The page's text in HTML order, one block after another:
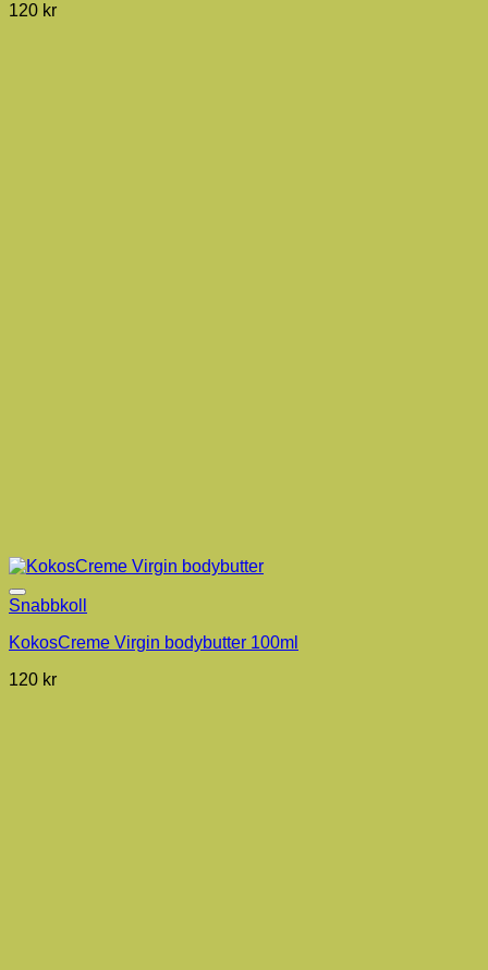
120 kr
Snabbkoll
KokosCreme Virgin bodybutter 100ml
120 kr